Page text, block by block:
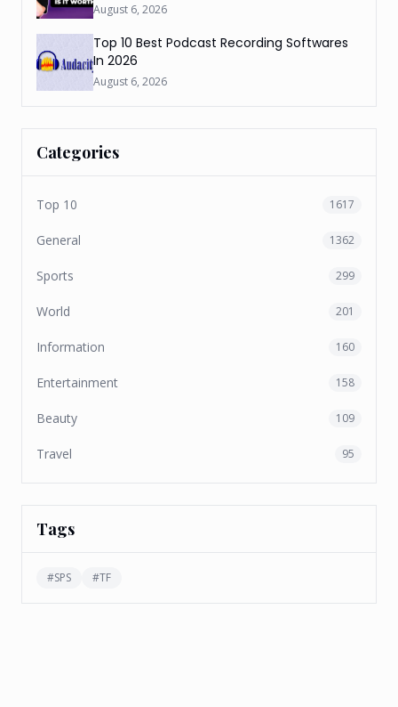
August 6, 2026
Top 10 Best Podcast Recording Softwares
In 2026
August 6, 2026
Categories
Top 10 1617
General 1362
Sports 299
World 201
Information 160
Entertainment 158
Beauty 109
Travel 95
Tags
#SPS #TF